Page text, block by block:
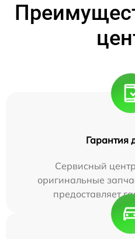
Гарантия
Сервисный
оригинальные
предоставляет